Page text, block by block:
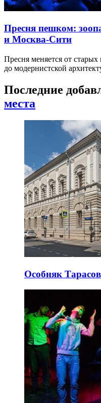
Пресня пешком:
и Москва-Сити
Пресня меняется от
до модернистской
Последние
места
Особняк